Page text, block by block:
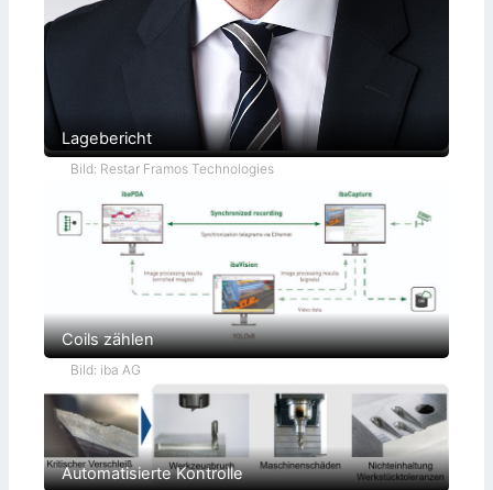
Lagebericht
Bild: Restar Framos Technologies
Coils zählen
Bild: iba AG
Automatisierte Kontrolle